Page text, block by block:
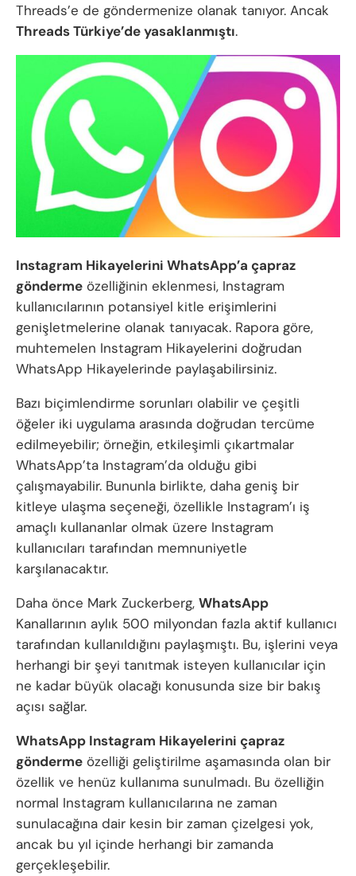
Threads’e de göndermenize olanak tanıyor. Ancak
Threads Türkiye’de yasaklanmıştı.
Instagram Hikayelerini WhatsApp’a çapraz
gönderme özelliğinin eklenmesi, Instagram
kullanıcılarının potansiyel kitle erişimlerini
genişletmelerine olanak tanıyacak. Rapora göre,
muhtemelen Instagram Hikayelerini doğrudan
WhatsApp Hikayelerinde paylaşabilirsiniz.
Bazı biçimlendirme sorunları olabilir ve çeşitli
öğeler iki uygulama arasında doğrudan tercüme
edilmeyebilir; örneğin, etkileşimli çıkartmalar
WhatsApp’ta Instagram’da olduğu gibi
çalışmayabilir. Bununla birlikte, daha geniş bir
kitleye ulaşma seçeneği, özellikle Instagram’ı iş
amaçlı kullananlar olmak üzere Instagram
kullanıcıları tarafından memnuniyetle
karşılanacaktır.
Daha önce Mark Zuckerberg, WhatsApp
Kanallarının aylık 500 milyondan fazla aktif kullanıcı
tarafından kullanıldığını paylaşmıştı. Bu, işlerini veya
herhangi bir şeyi tanıtmak isteyen kullanıcılar için
ne kadar büyük olacağı konusunda size bir bakış
açısı sağlar.
WhatsApp Instagram Hikayelerini çapraz
gönderme özelliği geliştirilme aşamasında olan bir
özellik ve henüz kullanıma sunulmadı. Bu özelliğin
normal Instagram kullanıcılarına ne zaman
sunulacağına dair kesin bir zaman çizelgesi yok,
ancak bu yıl içinde herhangi bir zamanda
gerçekleşebilir.